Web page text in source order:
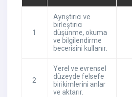
1
Ayrıştırıcı ve
birleştirici
düşünme, okuma
ve bilgilendirme
becerisini kullanır.
2
Yerel ve evrensel
düzeyde felsefe
birikimlerini anlar
ve aktarır.